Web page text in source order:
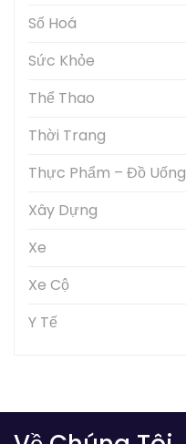
Số Hoá
Sức Khỏe
Thể Thao
Thời Trang
Thực Phẩm – Đồ Uống
Xây Dựng
Xe
Xe Cộ
Y Tế